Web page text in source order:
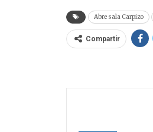
Abre sala Carpizo
Compartir